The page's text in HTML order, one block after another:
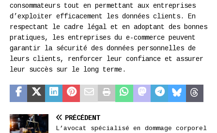
consommateurs tout en permettant aux entreprises
d’exploiter efficacement les données clients. En
respectant le cadre légal et en adoptant des bonnes
pratiques, les entreprises du e-commerce peuvent
garantir la sécurité des données personnelles de
leurs clients, renforcer leur confiance et assurer
leur succès sur le long terme.
PRÉCÉDENT
L’avocat spécialisé en dommage corporel